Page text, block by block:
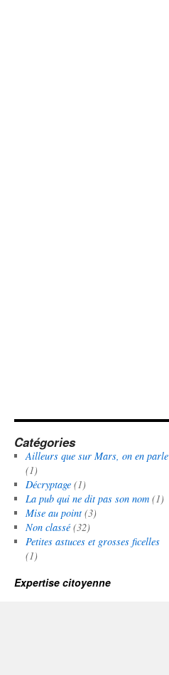
Catégories
Ailleurs que sur Mars, on en parle
(1)
Décryptage(1)
La pub qui ne dit pas son nom(1)
Mise au point(3)
Non classé(32)
Petites astuces et grosses ficelles
(1)
Expertise citoyenne